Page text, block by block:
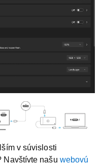
v súvislosti
Navštívte našu webovú